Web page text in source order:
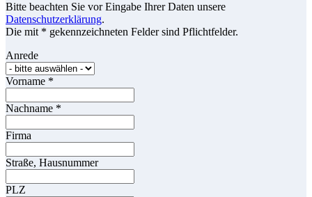
Bitte beachten Sie vor Eingabe Ihrer Daten unsere
Datenschutzerklärung.
Die mit * gekennzeichneten Felder sind Pflichtfelder.
Anrede
Vorname *
Nachname *
Firma
Straße, Hausnummer
PLZ